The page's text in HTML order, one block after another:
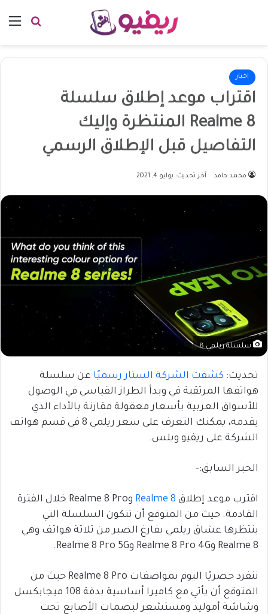
بحث
اخبار
اقتراب موعد إطلاق سلسلة
Realme 8 المنتظرة وإليك
التفاصيل قبل الإطلاق الرسمي
محمد حامد آخر تحديث: يوليو 4, 2021
سلسلة ريلمي 8
تحديث: كشفت الشركة الستار رسميًا عن سلسلة
هواتفها المرتقبة في وبدأ الطراز القياسي في الوصول
للأسواق العربية بأسعار معقولة مقارنة بالأداء الذي
يقدمه، يمكنك التعرف على سعر ريلمي 8 في قسم هواتف
الشركة على ريفيو وبلس.
الخبر السابق:-
اقترب موعد إطلاق Realme 8
وRealme 8 Pro خلال الفترة
القادمة. حيث من المتوقع أن تتكون السلسلة التي
ينتظرها عشاق ريلمي بفارغ الصبر من ثلاثة هواتف وهي
Realme 8 وRealme 8 Pro 4G وRealme 8 Pro 5G.
ننفرد حصريًا اليوم بمواصفات Realme 8 Pro حيث من
المتوقع أن يأتي مع كاميرا أساسية بدقة 108 ميجابكسل
وشاشة أموليد ومستشعر لبصمات الأصابع تحت